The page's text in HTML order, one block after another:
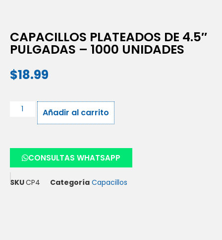
CAPACILLOS PLATEADOS DE 4.5″
PULGADAS – 1000 UNIDADES
$18.99
Añadir al carrito
CONSULTAS WHATSAPP
SKUCP4 Categoría Capacillos